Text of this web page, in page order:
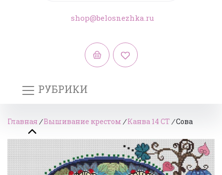
shop@belosnezhka.ru
РУБРИКИ
Главная /Вышивание крестом /Канва 14 СТ /Сова